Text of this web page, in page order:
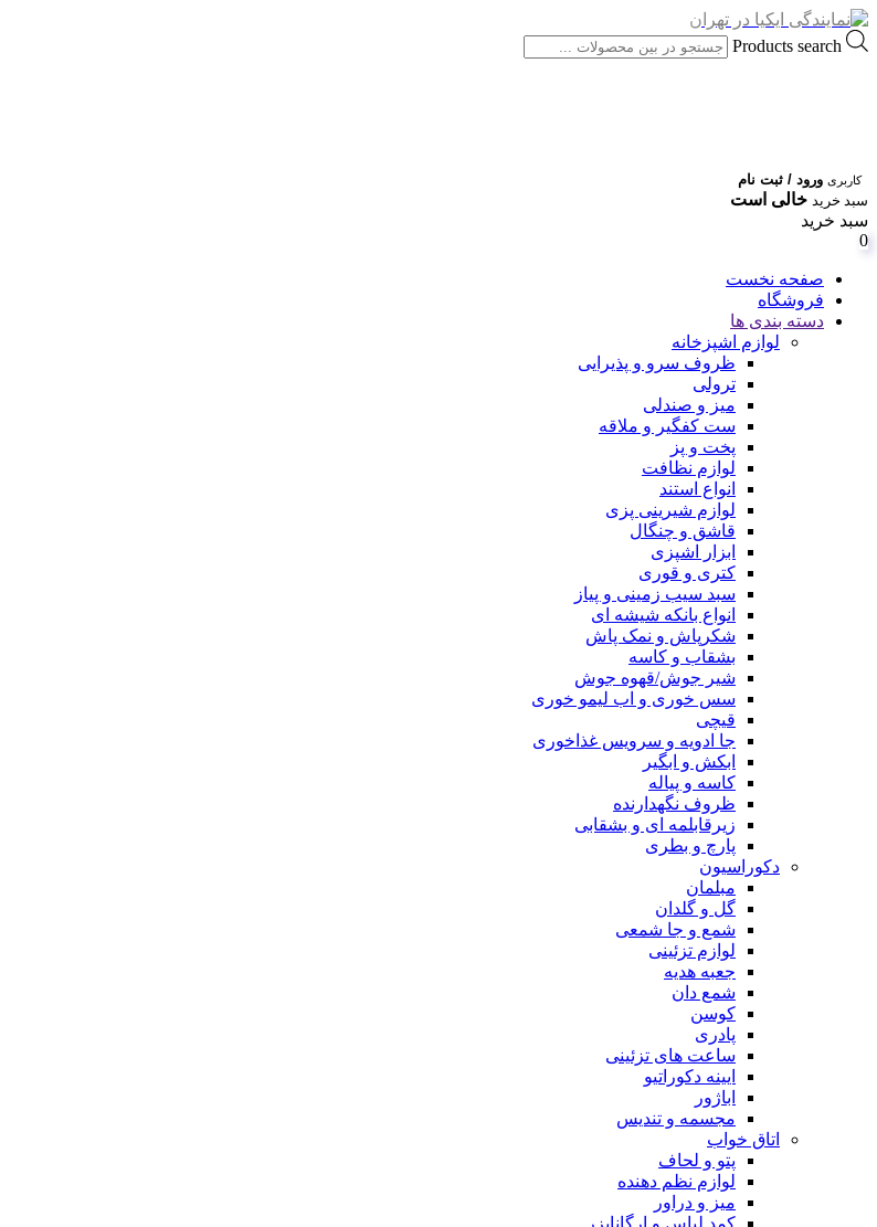
Products search
کاربری ورود / ثبت نام
سبد خرید خالی است
سبد خرید
0
صفحه نخست
فروشگاه
دسته بندی ها
لوازم اشپزخانه
ظروف سرو و پذیرایی
ترولی
میز و صندلی
ست کفگیر و ملاقه
پخت و پز
لوازم نظافت
انواع استند
لوازم شیرینی پزی
قاشق و چنگال
ابزار اشپزی
کتری و قوری
سبد سیب زمینی و پیاز
انواع بانکه شیشه ای
شکرپاش و نمک پاش
بشقاب و کاسه
شیر جوش/قهوه جوش
سس خوری و اب لیمو خوری
قیچی
جا ادویه و سرویس غذاخوری
ابکش و ابگیر
کاسه و پیاله
ظروف نگهدارنده
زیرقابلمه ای و بشقابی
پارچ و بطری
دکوراسیون
مبلمان
گل و گلدان
شمع و جا شمعی
لوازم تزئینی
جعبه هدیه
شمع دان
کوسن
پادری
ساعت های تزئینی
ایینه دکوراتیو
اباژور
مجسمه و تندیس
اتاق خواب
پتو و لحاف
لوازم نظم دهنده
میز و دراور
کمد لباس و ارگانایزر